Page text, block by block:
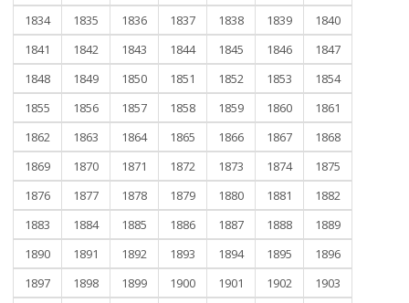
1834
1835 1836 1837 1838 1839
1840
1841
1842 1843 1844 1845 1846
1847
1848
1849 1850 1851 1852 1853
1854
1855
1856 1857 1858 1859 1860
1861
1862
1863 1864 1865 1866 1867
1868
1869
1870 1871 1872 1873 1874
1875
1876
1877 1878 1879 1880 1881
1882
1883
1884 1885 1886 1887 1888
1889
1890
1891 1892 1893 1894 1895
1896
1897
1898 1899 1900 1901 1902
1903